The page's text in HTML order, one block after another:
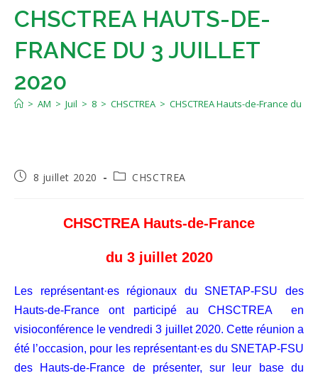
CHSCTREA HAUTS-DE-
FRANCE DU 3 JUILLET
2020
> AM > Juil > 8 > CHSCTREA > CHSCTREA Hauts-de-France du 3
Publication
8 juillet 2020
PostCHSCTREA
CHSCTREA Hauts-de-France
du 3 juillet 2020
Les représentant·es régionaux du SNETAP-FSU des
Hauts-de-France ont participé au CHSCTREA en
visioconférence le vendredi 3 juillet 2020. Cette réunion a
été l’occasion, pour les représentant·es du SNETAP-FSU
des Hauts-de-France de présenter, sur leur base du